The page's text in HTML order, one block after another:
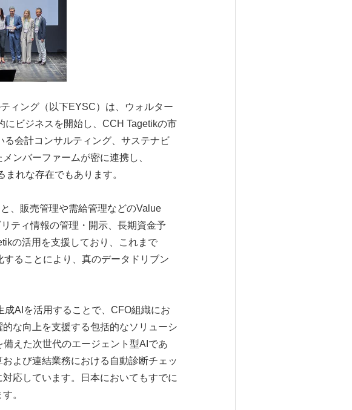
ィング（以下EYSC）は、ウォルター
ビジネスを開始し、CCH Tagetikの市
会計コンサルティング、サステナビ
ンバーファームが密に連携し、
れな存在でもあります。
、販売管理や需給管理などのValue
ティ情報の管理・開示、長期資金予
の活用を支援しており、これまで
ることにより、真のデータドリブン
AIを活用することで、CFO組織にお
な向上を支援する包括的なソリューシ
えた次世代のエージェント型AIであ
よび連結業務における自動診断チェッ
応しています。日本においてもすでに
。